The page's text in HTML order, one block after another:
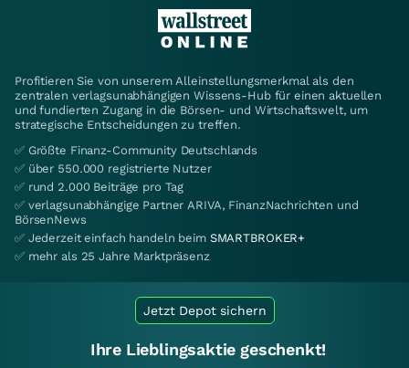
Profitieren Sie von unserem Alleinstellungsmerkmal als den
zentralen verlagsunabhängigen Wissens-Hub für einen aktuellen
und fundierten Zugang in die Börsen- und Wirtschaftswelt, um
strategische Entscheidungen zu treffen.
✅ Größte Finanz-Community Deutschlands
✅ über 550.000 registrierte Nutzer
✅ rund 2.000 Beiträge pro Tag
✅ verlagsunabhängige Partner ARIVA, FinanzNachrichten und
BörsenNews
✅ Jederzeit einfach handeln beim SMARTBROKER+
✅ mehr als 25 Jahre Marktpräsenz
Jetzt Depot sichern
Ihre Lieblingsaktie geschenkt!